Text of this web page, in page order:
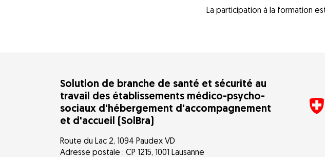
La participation à la formation
Solution de branche de santé et sécurité au
travail des établissements médico-psycho-
sociaux d'hébergement d'accompagnement
et d'accueil (SolBra)
Route du Lac 2, 1094 Paudex VD
Adresse postale : CP 1215, 1001 Lausanne